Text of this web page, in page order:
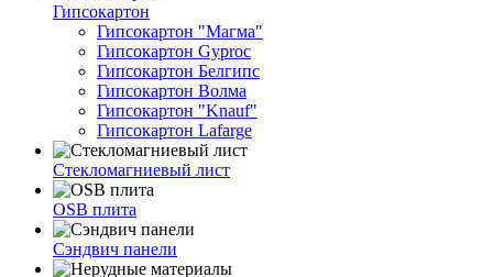
Гипсокартон
Гипсокартон "Магма"
Гипсокартон Gyproc
Гипсокартон Белгипс
Гипсокартон Волма
Гипсокартон "Knauf"
Гипсокартон Lafarge
Стекломагниевый лист
OSB плита
Сэндвич панели